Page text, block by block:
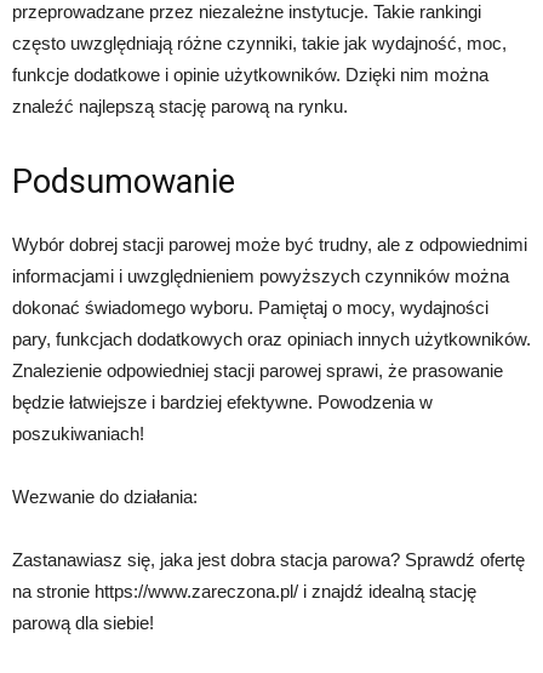
przeprowadzane przez niezależne instytucje. Takie rankingi
często uwzględniają różne czynniki, takie jak wydajność, moc,
funkcje dodatkowe i opinie użytkowników. Dzięki nim można
znaleźć najlepszą stację parową na rynku.
Podsumowanie
Wybór dobrej stacji parowej może być trudny, ale z odpowiednimi
informacjami i uwzględnieniem powyższych czynników można
dokonać świadomego wyboru. Pamiętaj o mocy, wydajności
pary, funkcjach dodatkowych oraz opiniach innych użytkowników.
Znalezienie odpowiedniej stacji parowej sprawi, że prasowanie
będzie łatwiejsze i bardziej efektywne. Powodzenia w
poszukiwaniach!
Wezwanie do działania:
Zastanawiasz się, jaka jest dobra stacja parowa? Sprawdź ofertę
na stronie https://www.zareczona.pl/ i znajdź idealną stację
parową dla siebie!